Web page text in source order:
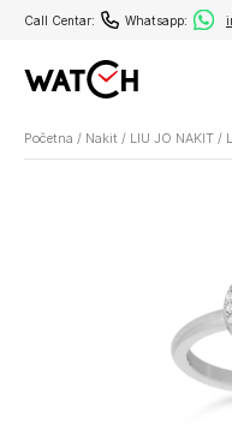
Call Centar: Whatsapp:
Početna / Nakit / LIU JO NAKIT /